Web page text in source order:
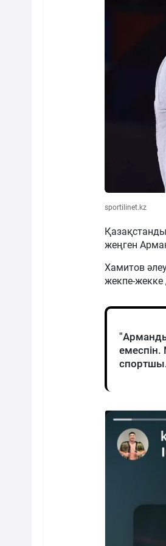
sportilinet.kz
жеңген
Хамитов
жекпе-